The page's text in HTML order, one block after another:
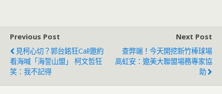
Previous Post
見柯心切？郭台銘狂Call邀約
看海喊「海誓山盟」 柯文哲狂
笑：我不記得
Next Post
查弊端！今天開挖新竹棒球場
高虹安：邀美大聯盟場務專家協
助